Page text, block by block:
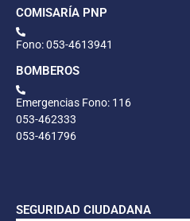
COMISARÍA PNP
Fono: 053-4613941
BOMBEROS
Emergencias Fono: 116
053-462333
053-461796
SEGURIDAD CIUDADANA